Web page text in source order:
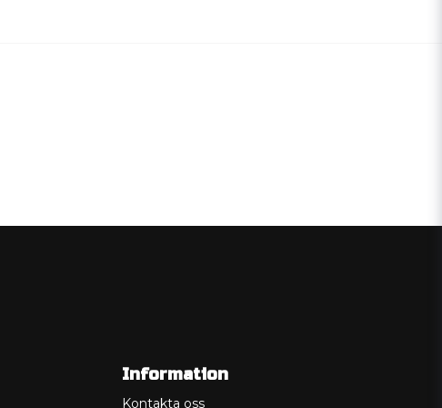
Information
Kontakta oss